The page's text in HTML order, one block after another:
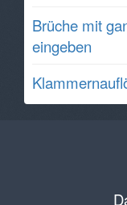
Brüche mit
eingeben